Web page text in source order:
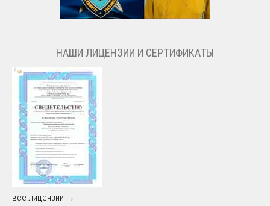
НАШИ ЛИЦЕНЗИИ И СЕРТИФИКАТЫ
все лицензии →